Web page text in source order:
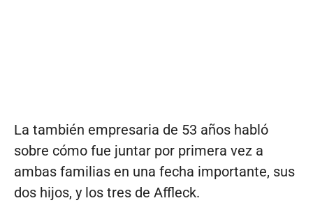
La también empresaria de 53 años habló
sobre cómo fue juntar por primera vez a
ambas familias en una fecha importante, sus
dos hijos, y los tres de Affleck.